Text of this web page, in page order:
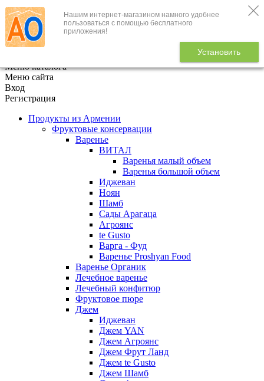
Нашим интернет-магазином намного удобнее
пользоваться с помощью бесплатного
приложения!
Установить
+7 (495) 646-888-1
В корзине
Меню каталога
Меню сайта
Вход
Регистрация
Продукты из Армении
Фруктовые консервации
Варенье
ВИТАЛ
Варенья малый объем
Варенья большой объем
Иджеван
Ноян
Шамб
Сады Арагаца
Агроянс
te Gusto
Варга - Фуд
Варенье Proshyan Food
Варенье Органик
Лечебное варенье
Лечебный конфитюр
Фруктовое пюре
Джем
Иджеван
Джем YAN
Джем Агроянс
Джем Фрут Ланд
Джем te Gusto
Джем Шамб